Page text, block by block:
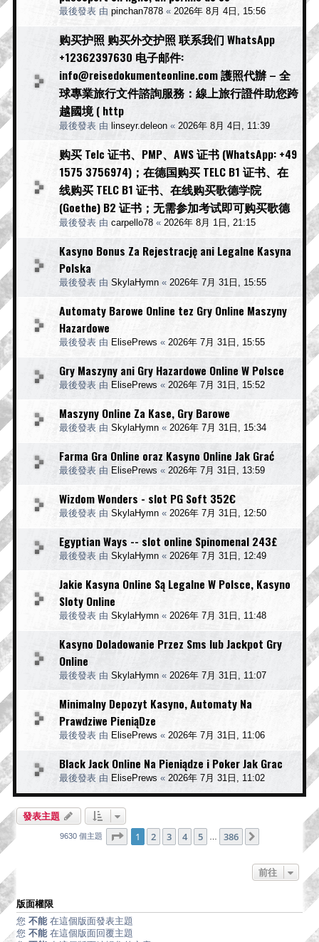
最後發表 由 pinchan7878 « 2026年 8月 4日, 15:56
购买护照 购买外交护照 联系我们 WhatsApp
+12362397630 电子邮件:
info@reisedokumenteonline.com 護照代辦 – 全
球專業旅行文件諮詢服務：線上旅行證件助您跨
越國境 ( http
最後發表 由 linseyr.deleon « 2026年 8月 4日, 11:39
购买 Telc 证书、PMP、AWS 证书 (WhatsApp: +49
1575 3756974)；在德国购买 TELC B1 证书、在
线购买 TELC B1 证书、在线购买歌德学院
(Goethe) B2 证书；无需参加考试即可购买歌德
最後發表 由 carpello78 « 2026年 8月 1日, 21:15
Kasyno Bonus Za Rejestrację ani Legalne Kasyna
Polska
最後發表 由 SkylaHymn « 2026年 7月 31日, 15:55
Automaty Barowe Online tez Gry Online Maszyny
Hazardowe
最後發表 由 ElisePrews « 2026年 7月 31日, 15:55
Gry Maszyny ani Gry Hazardowe Online W Polsce
最後發表 由 ElisePrews « 2026年 7月 31日, 15:52
Maszyny Online Za Kase, Gry Barowe
最後發表 由 SkylaHymn « 2026年 7月 31日, 15:34
Farma Gra Online oraz Kasyno Online Jak Grać
最後發表 由 ElisePrews « 2026年 7月 31日, 13:59
Wizdom Wonders - slot PG Soft 352€
最後發表 由 SkylaHymn « 2026年 7月 31日, 12:50
Egyptian Ways -- slot online Spinomenal 243£
最後發表 由 SkylaHymn « 2026年 7月 31日, 12:49
Jakie Kasyna Online Są Legalne W Polsce, Kasyno
Sloty Online
最後發表 由 SkylaHymn « 2026年 7月 31日, 11:48
Kasyno Doladowanie Przez Sms lub Jackpot Gry
Online
最後發表 由 SkylaHymn « 2026年 7月 31日, 11:07
Minimalny Depozyt Kasyno, Automaty Na
Prawdziwe PieniąDze
最後發表 由 ElisePrews « 2026年 7月 31日, 11:06
Black Jack Online Na Pieniądze i Poker Jak Grac
最後發表 由 ElisePrews « 2026年 7月 31日, 11:02
發表主題
9630 個主題 1 頁 (共386頁)
1 2 3 4 5 386
前往
版面權限
您 不能 在這個版面發表主題
您 不能 在這個版面回覆主題